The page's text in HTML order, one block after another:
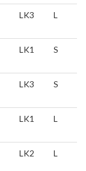
LK3 L
LK1 S
LK3 S
LK1 L
LK2 L